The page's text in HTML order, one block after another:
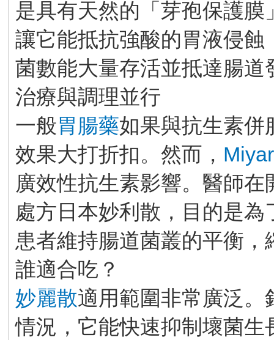
是具有天然的「芽孢保護
讓它能抵抗強酸的胃液侵
菌數能大量存活並抵達腸道
治療與調理並行
一般胃腸藥如果與抗生素併
效果大打折扣。然而，
廣效性抗生素影響。醫師
處方日本妙利散，目的是
患者維持腸道菌叢的平衡
誰適合吃？
妙麗散適用範圍非常廣泛。
情況，它能快速抑制壞菌